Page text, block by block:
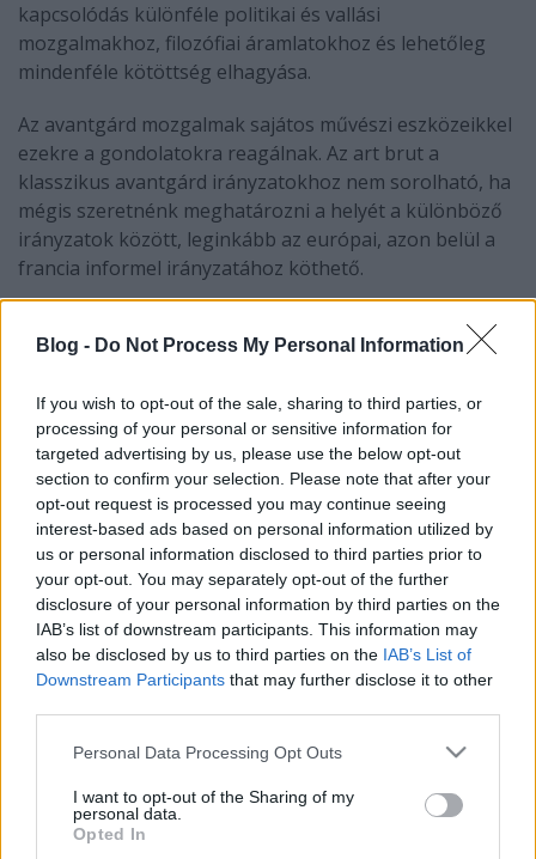
Blog - Do Not Process My Personal Information
If you wish to opt-out of the sale, sharing to third parties, or
processing of your personal or sensitive information for
targeted advertising by us, please use the below opt-out
section to confirm your selection. Please note that after your
opt-out request is processed you may continue seeing
interest-based ads based on personal information utilized by
us or personal information disclosed to third parties prior to
your opt-out. You may separately opt-out of the further
disclosure of your personal information by third parties on the
IAB’s list of downstream participants. This information may
also be disclosed by us to third parties on the IAB’s List of
Downstream Participants that may further disclose it to other
Please note that this website/app uses one or more Google
not limited to your visit or usage behaviour. You may click to
grant or deny consent to Google and its third-party tags to
use your data for below specified purposes in below Google
Personal Data Processing Opt Outs
I want to opt-out of the Sharing of my
personal data.
Opted In
kapcsolódás különféle politikai és vallási
mozgalmakhoz, filozófiai áramlatokhoz és lehetőleg
mindenféle kötöttség elhagyása.
Az avantgárd mozgalmak sajátos művészi eszközeikkel
ezekre a gondolatokra reagálnak. Az art brut a
klasszikus avantgárd irányzatokhoz nem sorolható, ha
mégis szeretnénk meghatározni a helyét a különböző
irányzatok között, leginkább az európai, azon belül a
francia informel irányzatához köthető.
Az art brut művészet fogalmát sokan tág értelemben
szokták használni. Az agresszív hatású műveket
művészetét. Egyes művészettörténészek a primitív
népek, a rabok alkotásait, sőt bizonyos
gyermekrajzokat is az art brut-ba sorolják.
Az art brutirányzat a XX. század második felében, Jean
Dubuffet-nek köszönhetően egyre inkább a figyelem
középpontjába került, mind a művészetek, mind a
pszichiátria területein. A képzőművészek, a
művészettörténészek és a kritikusok a művészi
értékteremtés oldaláról kezdték vizsgálni a pszichiátriai
betegek alkotó tevékenységét. A pszichiátriában
eleinte a művészi alkotásokban felismerhető
pszichopatológiai tüneteket vizsgálták, majd az alkotó
alkalmazni a kreatív és művészetterápia keretében.